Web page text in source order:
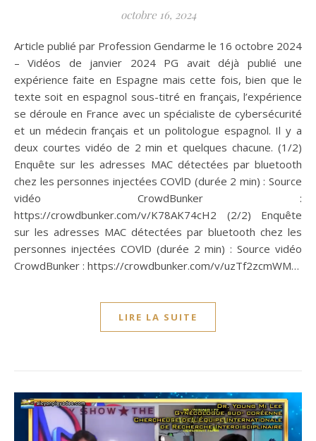
octobre 16, 2024
Article publié par Profession Gendarme le 16 octobre 2024
– Vidéos de janvier 2024 PG avait déjà publié une
expérience faite en Espagne mais cette fois, bien que le
texte soit en espagnol sous-titré en français, l’expérience
se déroule en France avec un spécialiste de cybersécurité
et un médecin français et un politologue espagnol. Il y a
deux courtes vidéo de 2 min et quelques chacune. (1/2)
Enquête sur les adresses MAC détectées par bluetooth
chez les personnes injectées COVlD (durée 2 min) : Source
vidéo CrowdBunker :
https://crowdbunker.com/v/K78AK74cH2 (2/2) Enquête
sur les adresses MAC détectées par bluetooth chez les
personnes injectées COVlD (durée 2 min) : Source vidéo
CrowdBunker : https://crowdbunker.com/v/uzTf2zcmWM…
LIRE LA SUITE